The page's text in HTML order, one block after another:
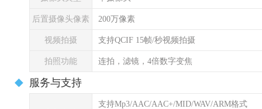
后置摄像头像素 200万像素
视频拍摄 支持QCIF 15帧/秒视频拍摄
拍照功能 连拍，滤镜，4倍数字变焦
服务与支持
支持Mp3/AAC/AAC+/MID/WAV/ARM格式